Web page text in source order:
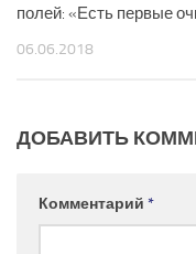
полей: «Есть первые
06.06.2018
ДОБАВИТЬ
Комментарий *